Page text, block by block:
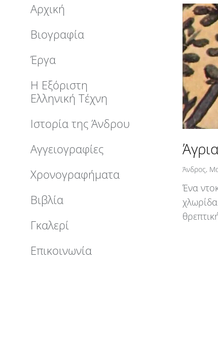
Αρχική
Βιογραφία
Έργα
Η Εξόριστη
Ελληνική Τέχνη
Ιστορία της Άνδρου
Αγγειογραφίες
Χρονογραφήματα
Βιβλία
Γκαλερί
Επικοινωνία
Άνδρος,
Ένα